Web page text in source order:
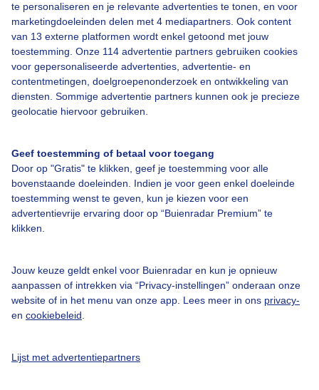
te personaliseren en je relevante advertenties te tonen, en voor
marketingdoeleinden delen met 4 mediapartners. Ook content
van 13 externe platformen wordt enkel getoond met jouw
toestemming. Onze 114 advertentie partners gebruiken cookies
voor gepersonaliseerde advertenties, advertentie- en
contentmetingen, doelgroepenonderzoek en ontwikkeling van
diensten. Sommige advertentie partners kunnen ook je precieze
geolocatie hiervoor gebruiken.
Geef toestemming of betaal voor toegang
Door op "Gratis" te klikken, geef je toestemming voor alle
bovenstaande doeleinden. Indien je voor geen enkel doeleinde
toestemming wenst te geven, kun je kiezen voor een
advertentievrije ervaring door op “Buienradar Premium” te
klikken.
Jouw keuze geldt enkel voor Buienradar en kun je opnieuw
aanpassen of intrekken via “Privacy-instellingen” onderaan onze
website of in het menu van onze app. Lees meer in ons privacy-
en cookiebeleid
Lijst met advertentiepartners
Over Buienradar
Bedrijfsgegevens
Veelgestelde vragen
Toegankelijkheid
Gebruikersvoorwaarden
Adverteren
Buienradar Team
Cookie beleid
Privacy instellingen
Gratis weerdata
@BuienradarNL